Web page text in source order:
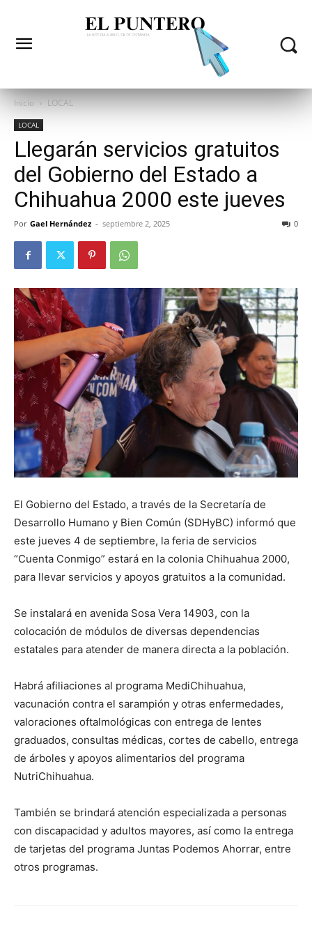
Inicio LOCAL
LOCAL
Llegarán servicios gratuitos
del Gobierno del Estado a
Chihuahua 2000 este jueves
Por Gael Hernández - septiembre 2, 2025 0
El Gobierno del Estado, a través de la Secretaría de
Desarrollo Humano y Bien Común (SDHyBC) informó que
este jueves 4 de septiembre, la feria de servicios
“Cuenta Conmigo” estará en la colonia Chihuahua 2000,
para llevar servicios y apoyos gratuitos a la comunidad.
Se instalará en avenida Sosa Vera 14903, con la
colocación de módulos de diversas dependencias
estatales para atender de manera directa a la población.
Habrá afiliaciones al programa MediChihuahua,
vacunación contra el sarampión y otras enfermedades,
valoraciones oftalmológicas con entrega de lentes
graduados, consultas médicas, cortes de cabello, entrega
de árboles y apoyos alimentarios del programa
NutriChihuahua.
También se brindará atención especializada a personas
con discapacidad y adultos mayores, así como la entrega
de tarjetas del programa Juntas Podemos Ahorrar, entre
otros programas.